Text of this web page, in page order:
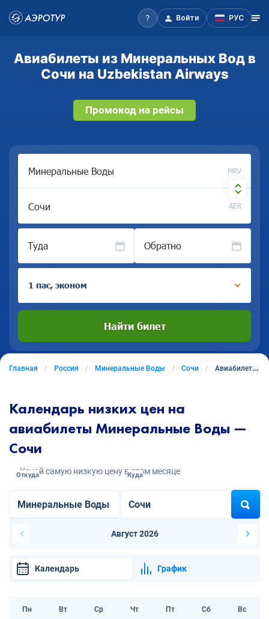
Войти РУС
Авиабилеты из Минеральных Вод в
Сочи на Uzbekistan Airways
Промокод на рейсы
MRV
AER
Туда Обратно
1 пас, эконом
Найти билет
Главная Россия Минеральные Воды Сочи Авиабилеты из Минеральных Вод в Сочи
Календарь низких цен на
авиабилеты Минеральные Воды —
Сочи
Узнай самую низкую цену в этом месяце
Откуда Куда
Август 2026
Календарь График
Пн Вт Ср Чт Пт Сб Вс